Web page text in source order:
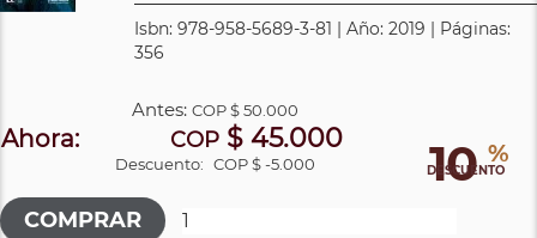
Isbn: 978-958-5689-3-81 | Año: 2019 | Páginas:
356
10 %
DESCUENTO
Antes: COP$ 50.000
Ahora: COP $ 45.000
Descuento: COP $ -5.000